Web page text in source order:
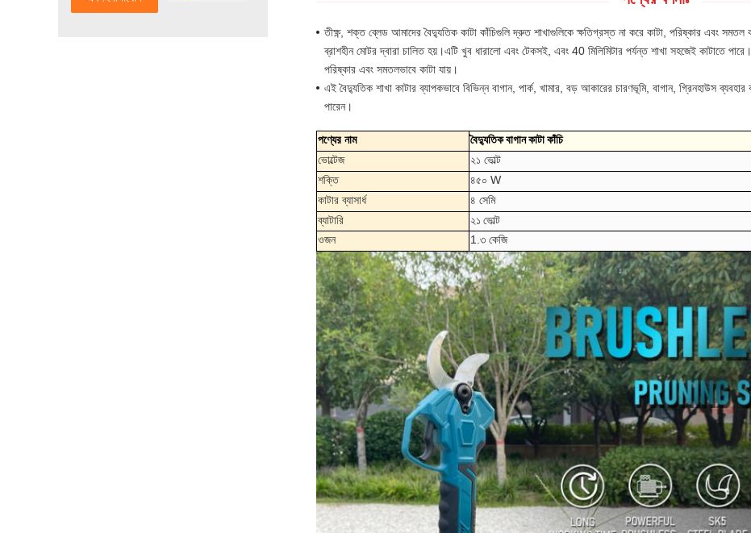
তীক্ষ্ণ, শক্ত ব্লেড আমাদের বৈদ্যুতিক কাটা কাঁচিগুলি দ্রুত শাখাগুলিকে ক্ষতিগ্রস্ত না করে কাটা, পরিষ্কার এবং
ব্রাশহীন মোটর দ্বারা চালিত হয়।এটি খুব ধারালো এবং টেকসই, এবং 40 মিলিমিটার পর্যন্ত শাখা সহজেই কাটাতে
পরিষ্কার এবং সমতলভাবে কাটা যায়।
এই বৈদ্যুতিক শাখা কাটার ব্যাপকভাবে বিভিন্ন বাগান, পার্ক, খামার, বড় আকারের চারণভূমি, বাগান, গ্রিনহাউস
পারেন।
পণ্যের নাম
বৈদ্যুতিক বাগান কাটা কাঁচি
ভোল্টেজ
২১ ভোল্ট
শক্তি
৪৫০ W
কাটার ব্যাসার্ধ ৪ সেমি
ব্যাটারি
২১ ভোল্ট
ওজন
1.৩ কেজি